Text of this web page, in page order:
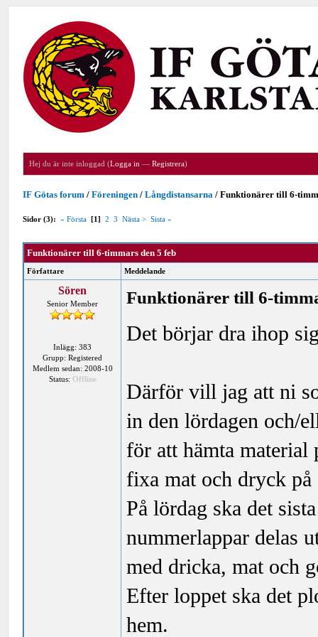
Hej du är inte inloggad (Logga in —Registrera)
IF Götas forum /Föreningen /Långdistansarna /Funktionärer till 6-
Sidor (3): « Första [1] 2 3 Nästa > Sista »
Funktionärer till 6-timmars den 5 feb
Författare Meddelande
Sören
Senior Member
Inlägg: 383
Grupp: Registered
Medlem sedan: 2008-10
Status: Offline
Funktionärer till 6-
Det börjar dra ihop
Därför vill jag att ni
in den lördagen och/
för att hämta
fixa mat och dryck på
På lördag ska det
nummerlappar delas
med dricka, mat och
Efter loppet ska det
hem.